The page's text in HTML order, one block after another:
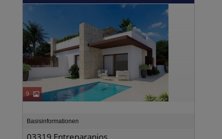
9
Basisinformationen
03319 Entrenaranjos